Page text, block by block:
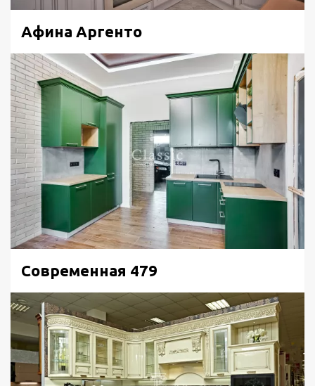
Афина Аргенто
Современная 479